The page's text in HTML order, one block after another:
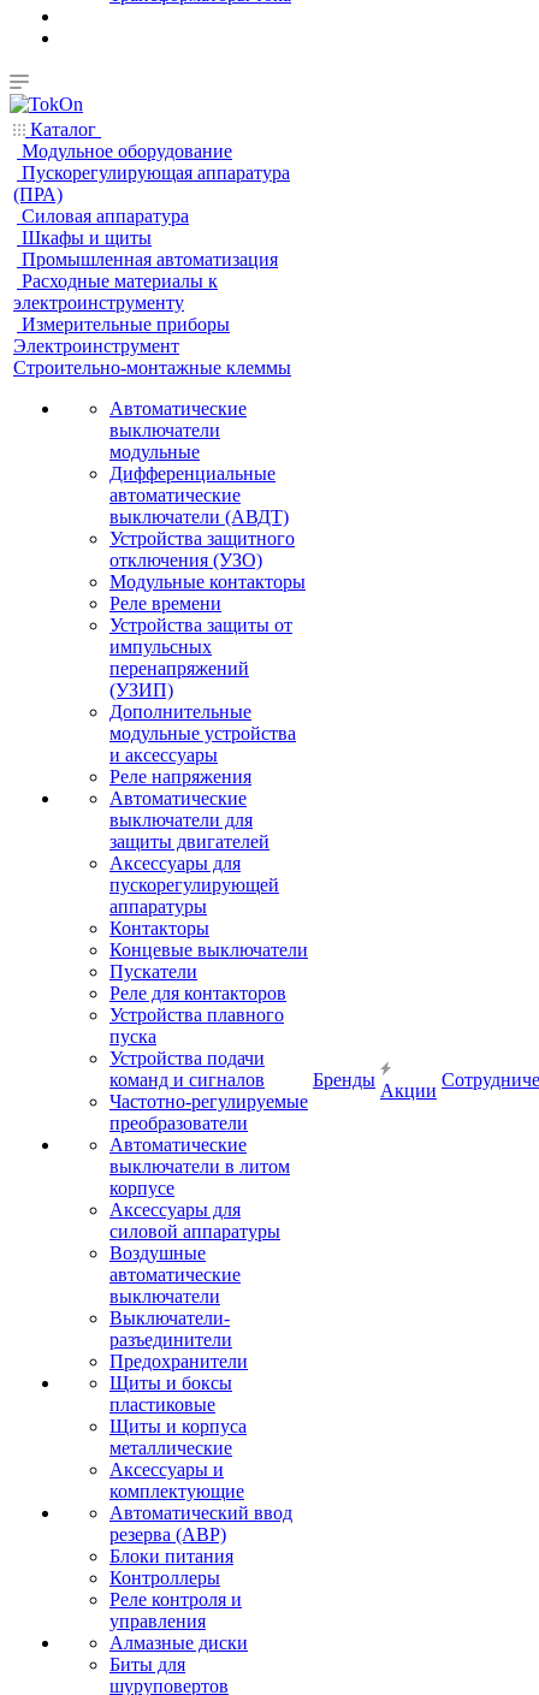
Каталог
Модульное оборудование
Пускорегулирующая аппаратура
(ПРА)
Силовая аппаратура
Шкафы и щиты
Промышленная автоматизация
Расходные материалы к
электроинструменту
Измерительные приборы
Электроинструмент
Строительно-монтажные клеммы
Автоматические
выключатели
модульные
Дифференциальные
автоматические
выключатели (АВДТ)
Устройства защитного
отключения (УЗО)
Модульные контакторы
Реле времени
Устройства защиты от
импульсных
перенапряжений
(УЗИП)
Дополнительные
модульные устройства
и аксессуары
Реле напряжения
Автоматические
выключатели для
защиты двигателей
Аксессуары для
пускорегулирующей
аппаратуры
Контакторы
Концевые выключатели
Пускатели
Реле для контакторов
Устройства плавного
пуска
Устройства подачи
команд и сигналов
Частотно-регулируемые
преобразователи
Автоматические
выключатели в литом
корпусе
Аксессуары для
силовой аппаратуры
Воздушные
автоматические
выключатели
Выключатели-
разъединители
Предохранители
Щиты и боксы
пластиковые
Щиты и корпуса
металлические
Аксессуары и
комплектующие
Автоматический ввод
резерва (АВР)
Блоки питания
Контроллеры
Реле контроля и
управления
Алмазные диски
Биты для
шуруповертов
Бренды
Акции